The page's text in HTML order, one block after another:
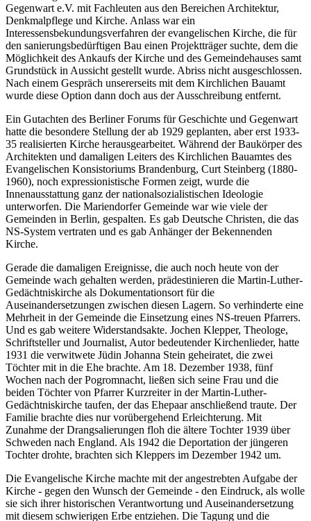
Gegenwart e.V. mit Fachleuten aus den Bereichen Architektur,
Denkmalpflege und Kirche. Anlass war ein
Interessensbekundungsverfahren der evangelischen Kirche, die für
den sanierungsbedürftigen Bau einen Projektträger suchte, dem die
Möglichkeit des Ankaufs der Kirche und des Gemeindehauses samt
Grundstück in Aussicht gestellt wurde. Abriss nicht ausgeschlossen.
Nach einem Gespräch unsererseits mit dem Kirchlichen Bauamt
wurde diese Option dann doch aus der Ausschreibung entfernt.
Ein Gutachten des Berliner Forums für Geschichte und Gegenwart
hatte die besondere Stellung der ab 1929 geplanten, aber erst 1933-
35 realisierten Kirche herausgearbeitet. Während der Baukörper des
Architekten und damaligen Leiters des Kirchlichen Bauamtes des
Evangelischen Konsistoriums Brandenburg, Curt Steinberg (1880-
1960), noch expressionistische Formen zeigt, wurde die
Innenausstattung ganz der nationalsozialistischen Ideologie
unterworfen. Die Mariendorfer Gemeinde war wie viele der
Gemeinden in Berlin, gespalten. Es gab Deutsche Christen, die das
NS-System vertraten und es gab Anhänger der Bekennenden
Kirche.
Gerade die damaligen Ereignisse, die auch noch heute von der
Gemeinde wach gehalten werden, prädestinieren die Martin-Luther-
Gedächtniskirche als Dokumentationsort für die
Auseinandersetzungen zwischen diesen Lagern. So verhinderte eine
Mehrheit in der Gemeinde die Einsetzung eines NS-treuen Pfarrers.
Und es gab weitere Widerstandsakte. Jochen Klepper, Theologe,
Schriftsteller und Journalist, Autor bedeutender Kirchenlieder, hatte
1931 die verwitwete Jüdin Johanna Stein geheiratet, die zwei
Töchter mit in die Ehe brachte. Am 18. Dezember 1938, fünf
Wochen nach der Pogromnacht, ließen sich seine Frau und die
beiden Töchter von Pfarrer Kurzreiter in der Martin-Luther-
Gedächtniskirche taufen, der das Ehepaar anschließend traute. Der
Familie brachte dies nur vorübergehend Erleichterung. Mit
Zunahme der Drangsalierungen floh die ältere Tochter 1939 über
Schweden nach England. Als 1942 die Deportation der jüngeren
Tochter drohte, brachten sich Kleppers im Dezember 1942 um.
Die Evangelische Kirche machte mit der angestrebten Aufgabe der
Kirche - gegen den Wunsch der Gemeinde - den Eindruck, als wolle
sie sich ihrer historischen Verantwortung und Auseinandersetzung
mit diesem schwierigen Erbe entziehen. Die Tagung und die